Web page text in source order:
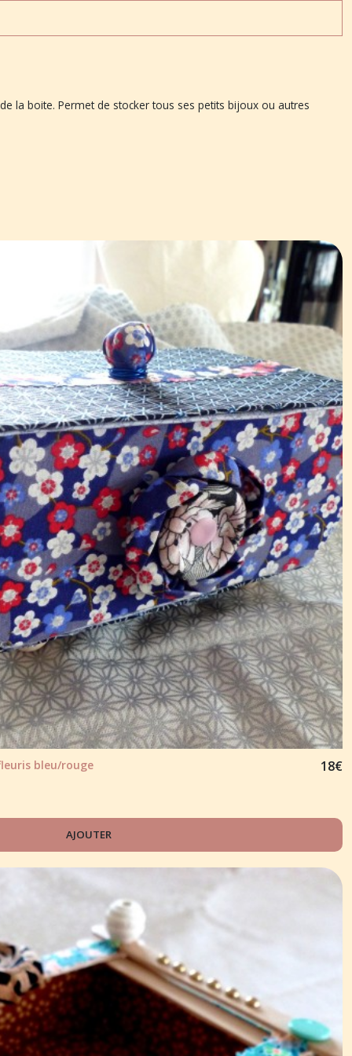
la boite. Permet de stocker tous ses petits bijoux ou autres
bleu/rouge 18€
AJOUTER